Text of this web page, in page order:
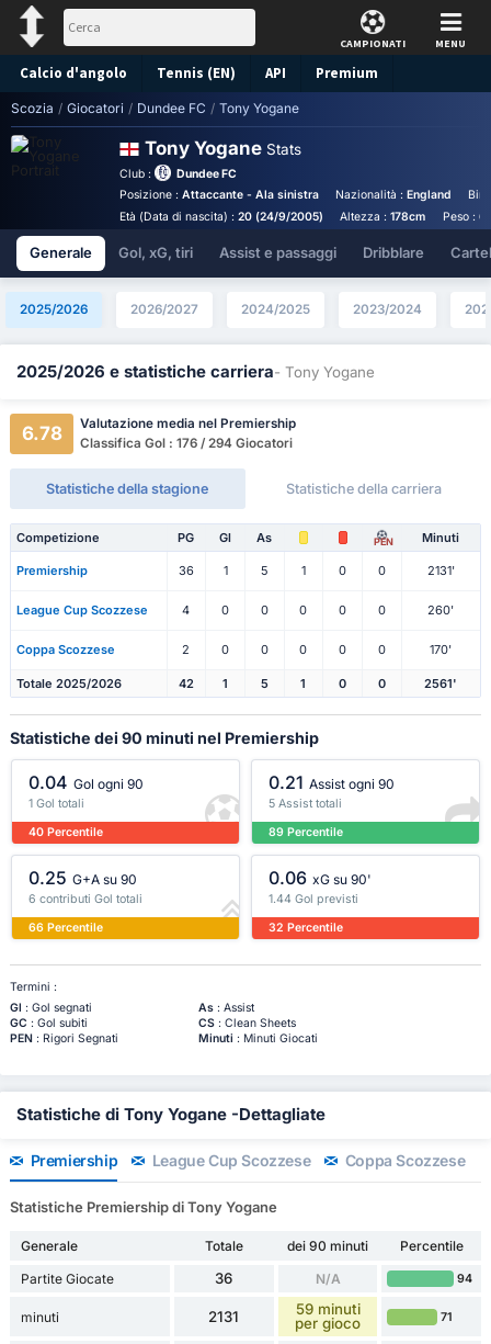
CAMPIONATI MENU
Calcio d'angolo Tennis (EN) API Premium
Pronostico
Scozia / Giocatori / Dundee FC / Tony Yogane
Tony Yogane Stats
Club :
Dundee FC
Posizione : Attaccante - Ala sinistra Nazionalità :England
Età (Data di nascita) : 20 (24/9/2005) Altezza :178cm Peso :
Generale Gol, xG, tiri Assist e passaggi Dribblare
2025/2026 2026/2027 2024/2025 2023/2024
2025/2026 e statistiche carriera- Tony Yogane
6.78
Valutazione media nel Premiership
Classifica Gol : 176 / 294 Giocatori
Statistiche della stagione Statistiche della carriera
Competizione PG Gl As PEN Minuti
Premiership 36 1 5 1 0 0 2131'
League Cup Scozzese 4 0 0 0 0 0 260'
Coppa Scozzese 2 0 0 0 0 0 170'
Totale 2025/2026 42 1 5 1 0 0 2561'
Statistiche dei 90 minuti nel Premiership
0.04 Gol ogni 90
1 Gol totali
40 Percentile
0.21 Assist ogni 90
5 Assist totali
89 Percentile
0.25 G+A su 90
6 contributi Gol totali
66 Percentile
0.06 xG su 90'
1.44 Gol previsti
32 Percentile
Termini :
Gl : Gol segnati As: Assist
GC : Gol subiti CS: Clean Sheets
PEN: Rigori Segnati Minuti : Minuti Giocati
Statistiche di Tony Yogane -Dettagliate
Premiership League Cup Scozzese Coppa Scozzese
Statistiche Premiership di Tony Yogane
Generale Totale dei 90 minuti
Percentile
Partite Giocate
36 N/A 94
minuti 2131
59 minuti
per gioco
71